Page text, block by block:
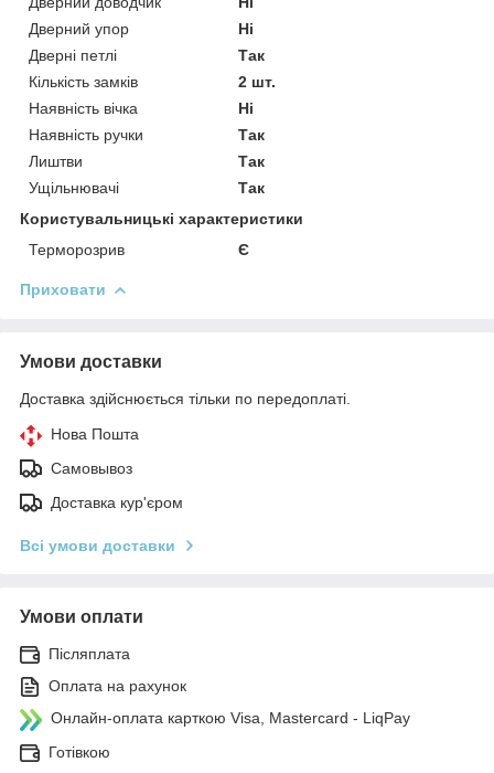
Дверний упор
Ні
Дверні петлі
Так
Кількість замків
2 шт.
Наявність вічка
Ні
Наявність ручки
Так
Лиштви
Так
Ущільнювачі
Так
Користувальницькі характеристики
Терморозрив
Є
Приховати
Умови доставки
Доставка здійснюється тільки по передоплаті.
Нова Пошта
Самовывоз
Доставка кур'єром
Всі умови доставки
Умови оплати
Післяплата
Оплата на рахунок
Онлайн-оплата карткою Visa, Mastercard - LiqPay
Готівкою